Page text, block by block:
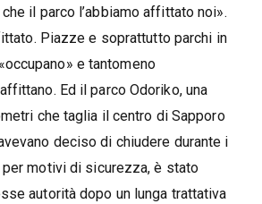
il parco l’abbiamo affittato noi».
Piazze e soprattutto parchi in
e tantomeno
Ed il parco Odoriko, una
che taglia il centro di Sapporo
deciso di chiudere durante i
motivi di sicurezza, è stato
autorità dopo un lunga trattativa